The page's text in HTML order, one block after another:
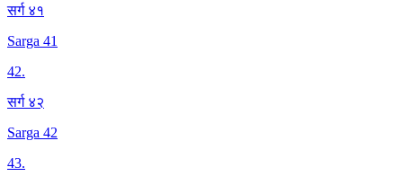
सर्ग ४१
Sarga 41
42.
सर्ग ४२
Sarga 42
43.